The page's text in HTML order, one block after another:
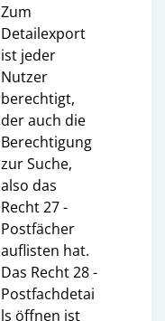
Zum
Detailexport
ist jeder
Nutzer
berechtigt,
der auch die
Berechtigung
zur Suche,
also das
Recht 27 -
Postfächer
auflisten hat.
Das Recht 28 -
Postfachdetai
ls öffnen ist